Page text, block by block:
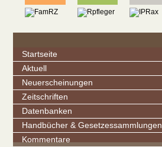
Startseite
Aktuell
Neuerscheinungen
Zeitschriften
Datenbanken
Handbücher & Gesetzessammlungen
Kommentare